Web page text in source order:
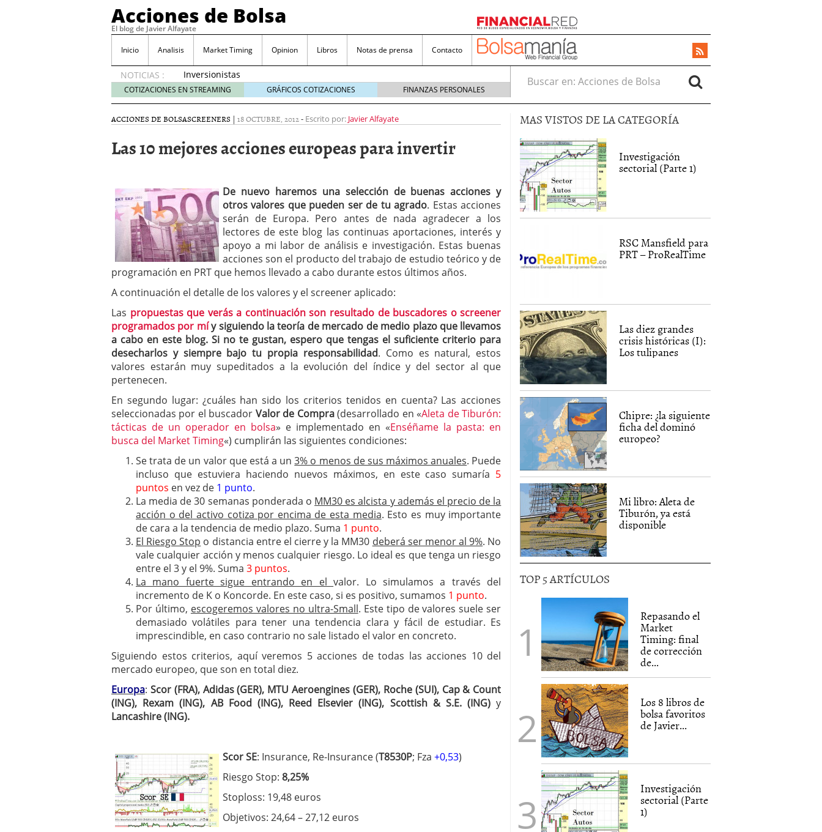
Acciones de Bolsa
El blog de Javier Alfayate
Inicio Analisis Market Timing Opinion Libros Notas de prensa Contacto
NOTICIAS :
Inversionistas
VIP en
México
creciente
por SIFX
mayo 8,
Qué es una acción infravalorada y por qué no hay que perderlas de vista
noviembre 30, 2024
Entendiendo los ETF de Bitcoin noviembre 22, 2024
Dividend Kings: empresas que destacan por sus dividendos constantes
noviembre 12, 2024
Descubre RealAdvisor: Una poderosa herramienta para tus inversiones
inmobiliarias septiembre 23, 2024
COTIZACIONES EN STREAMING GRÁFICOS COTIZACIONES FINANZAS PERSONALES
Buscar en:
ACCIONES DE BOLSASCREENERS | 18 OCTUBRE, 2012- Escrito por: Javier Alfayate
Las 10 mejores acciones europeas para invertir
De nuevo haremos una selección de buenas acciones y
otros valores que pueden ser de tu agrado. Estas acciones
serán de Europa. Pero antes de nada agradecer a los
lectores de este blog las continuas aportaciones, interés y
apoyo a mi labor de análisis e investigación. Estas buenas
acciones son el producto del trabajo de estudio teórico y de
programación en PRT que hemos llevado a cabo durante estos últimos años.
A continuación el detalle de los valores y el screener aplicado:
Las propuestas que verás a continuación son resultado de buscadores o screener
programados por míy siguiendo la teoría de mercado de medio plazo que llevamos
a cabo en este blog. Si no te gustan, espero que tengas el suficiente criterio para
desecharlos y siempre bajo tu propia responsabilidad. Como es natural, estos
valores estarán muy supeditados a la evolución del índice y del sector al que
pertenecen.
En segundo lugar: ¿cuáles han sido los criterios tenidos en cuenta? Las acciones
seleccionadas por el buscador Valor de Compra(desarrollado en «Aleta de Tiburón:
tácticas de un operador en bolsa» e implementado en «Enséñame la pasta: en
busca del Market Timing«) cumplirán las siguientes condiciones:
Se trata de un valor que está a un3% o menos de sus máximos anuales. Puede
incluso que estuviera haciendo nuevos máximos, en este caso sumaría 5
puntos en vez de 1 punto.
La media de 30 semanas ponderada o MM30 es alcista y además el precio de la
acción o del activo cotiza por encima de esta media. Esto es muy importante
de cara a la tendencia de medio plazo. Suma 1 punto.
El Riesgo Stop o distancia entre el cierre y la MM30 deberá ser menor al 9%. No
vale cualquier acción y menos cualquier riesgo. Lo ideal es que tenga un riesgo
entre el 3 y el 9%. Suma 3 puntos.
La mano fuerte sigue entrando en elvalor. Lo simulamos a través del
incremento de K o Koncorde. En este caso, si es positivo, sumamos 1 punto.
Por último, escogeremos valores no ultra-Small. Este tipo de valores suele ser
demasiado volátiles para tener una tendencia clara y fácil de estudiar. Es
imprescindible, en caso contrario no sale listado el valor en concreto.
Siguiendo estos criterios, aquí veremos 5 acciones de todas las acciones 10 del
mercado europeo, que son en total diez.
Europa: Scor (FRA), Adidas (GER), MTU Aeroengines (GER), Roche (SUI), Cap & Count
(ING), Rexam (ING), AB Food (ING), Reed Elsevier (ING), Scottish & S.E. (ING)y
Lancashire (ING).
Scor SE: Insurance, Re-Insurance (T8530P; Fza +0,53)
Riesgo Stop: 8,25%
Stoploss: 19,48 euros
Objetivos: 24,64 – 27,12 euros
MAS VISTOS DE LA CATEGORÍA
Investigación
sectorial (Parte 1)
RSC Mansfield para
PRT – ProRealTime
Las diez grandes
crisis históricas (I):
Los tulipanes
Chipre: ¿la siguiente
ficha del dominó
europeo?
Mi libro: Aleta de
Tiburón, ya está
disponible
TOP 5 ARTÍCULOS
Repasando el
Market
Timing: final
de corrección
de...
Los 8 libros de
bolsa favoritos
de Javier...
Investigación
sectorial (Parte
1)